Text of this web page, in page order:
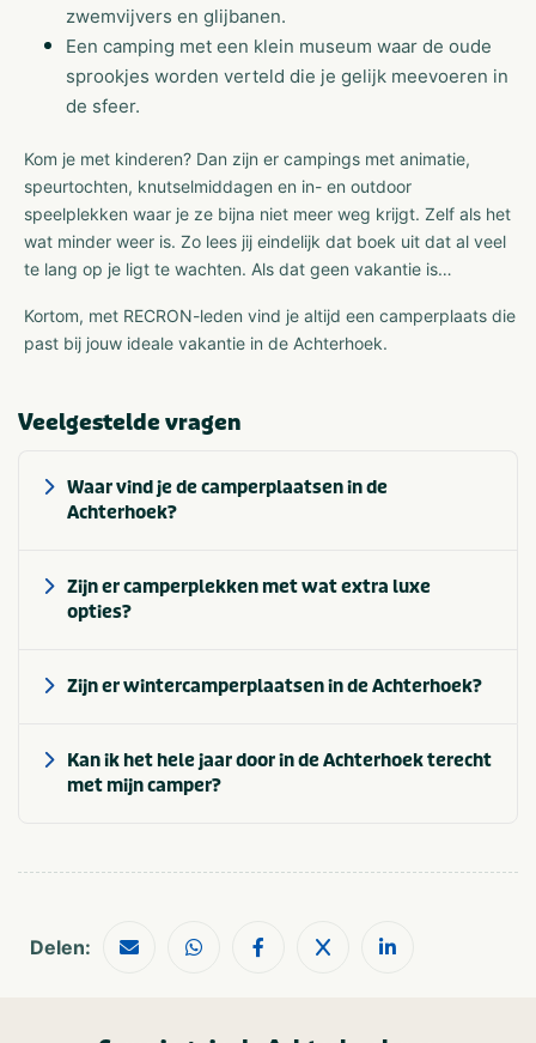
zwemvijvers en glijbanen.
Een camping met een klein museum waar de oude
sprookjes worden verteld die je gelijk meevoeren in
de sfeer.
Kom je met kinderen? Dan zijn er campings met animatie,
speurtochten, knutselmiddagen en in- en outdoor
speelplekken waar je ze bijna niet meer weg krijgt. Zelf als het
wat minder weer is. Zo lees jij eindelijk dat boek uit dat al veel
te lang op je ligt te wachten. Als dat geen vakantie is…
Kortom, met RECRON-leden vind je altijd een camperplaats die
past bij jouw ideale vakantie in de Achterhoek.
Veelgestelde vragen
Waar vind je de camperplaatsen in de
Achterhoek?
Zijn er camperplekken met wat extra luxe
opties?
Zijn er wintercamperplaatsen in de Achterhoek?
Kan ik het hele jaar door in de Achterhoek terecht
met mijn camper?
Delen: